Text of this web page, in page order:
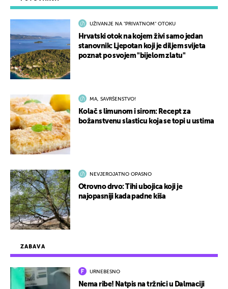
ZABAVA
URNEBESNO
Nema ribe! Natpis na tržnici u Dalmaciji
UŽIVANJE NA "PRIVATNOM" OTOKU
Hrvatski otok na kojem živi samo jedan
stanovnik: Ljepotan koji je diljem svijeta
poznat po svojem "bijelom zlatu"
MA, SAVRŠENSTVO!
Kolač s limunom i sirom: Recept za
božanstvenu slasticu koja se topi u ustima
NEVJEROJATNO OPASNO
Otrovno drvo: Tihi ubojica koji je
najopasniji kada padne kiša